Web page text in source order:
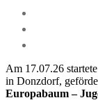
Am 17.07.26
in Donzdorf,
Europabaum –